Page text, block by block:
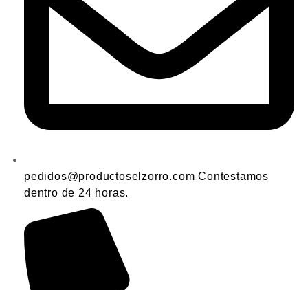
pedidos@productoselzorro.com Contestamos
dentro de 24 horas.